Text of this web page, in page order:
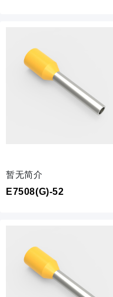
暂无简介
E7508(G)-52